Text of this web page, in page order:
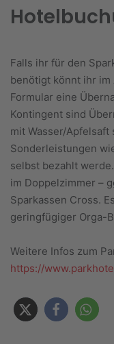
Falls ihr für den
benötigt könnt ihr
Formular eine
Kontingent sind
mit Wasser/
Sonderleistungen
selbst bezahlt
im Doppelzimmer –
Sparkassen Cross.
geringfügiger Orga-
Weitere Infos zum
https://